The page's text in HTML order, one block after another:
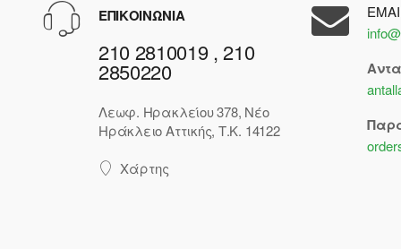
ΕΠΙΚΟΙΝΩΝΙΑ
210 2810019 , 210
2850220
Λεωφ. Ηρακλείου 378, Νέο
Ηράκλειο Αττικής, Τ.Κ. 14122
Χάρτης